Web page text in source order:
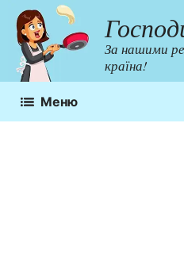
Перейти
до
контенту
За нашими
країна!
Меню